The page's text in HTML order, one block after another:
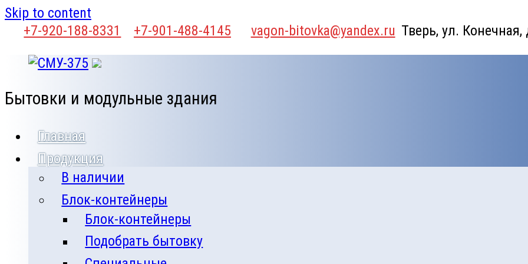
Skip to content
+7-920-188-8331
+7-901-488-4145 vagon-bitovka@yandex.ru Тверь, ул. Конечная,
Бытовки и модульные здания
Главная
Продукция
В наличии
Блок-контейнеры
Блок-контейнеры
Подобрать бытовку